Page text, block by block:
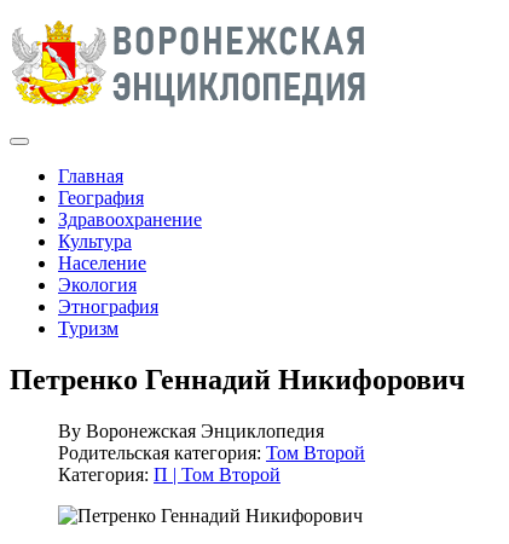
Главная
География
Здравоохранение
Культура
Население
Экология
Этнография
Туризм
Петренко Геннадий Никифорович
By Воронежская Энциклопедия
Родительская категория: Том Второй
Категория: П | Том Второй